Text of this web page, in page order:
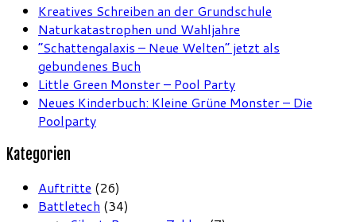
Kreatives Schreiben an der Grundschule
Naturkatastrophen und Wahljahre
“Schattengalaxis – Neue Welten” jetzt als
gebundenes Buch
Little Green Monster – Pool Party
Neues Kinderbuch: Kleine Grüne Monster – Die
Poolparty
Kategorien
Auftritte (26)
Battletech (34)